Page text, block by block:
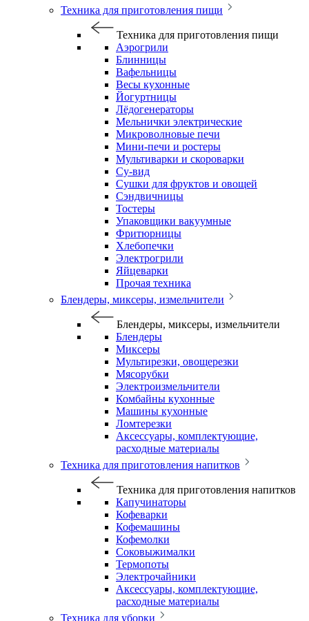
Техника для приготовления пищи
Техника для приготовления пищи
Аэрогрили
Блинницы
Вафельницы
Весы кухонные
Йогуртницы
Лёдогенераторы
Мельнички электрические
Микроволновые печи
Мини-печи и ростеры
Мультиварки и скороварки
Су-вид
Сушки для фруктов и овощей
Сэндвичницы
Тостеры
Упаковщики вакуумные
Фритюрницы
Хлебопечки
Электрогрили
Яйцеварки
Прочая техника
Блендеры, миксеры, измельчители
Блендеры, миксеры, измельчители
Блендеры
Миксеры
Мультирезки, овощерезки
Мясорубки
Электроизмельчители
Комбайны кухонные
Машины кухонные
Ломтерезки
Аксессуары, комплектующие,
расходные материалы
Техника для приготовления напитков
Техника для приготовления напитков
Капучинаторы
Кофеварки
Кофемашины
Кофемолки
Соковыжималки
Термопоты
Электрочайники
Аксессуары, комплектующие,
расходные материалы
Техника для уборки